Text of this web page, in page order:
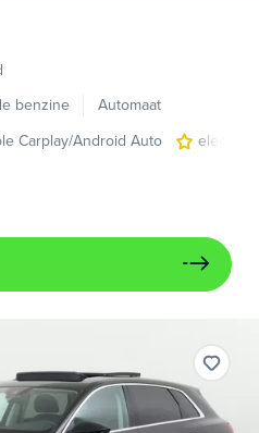
benzine
Automaat
Carplay/Android Auto